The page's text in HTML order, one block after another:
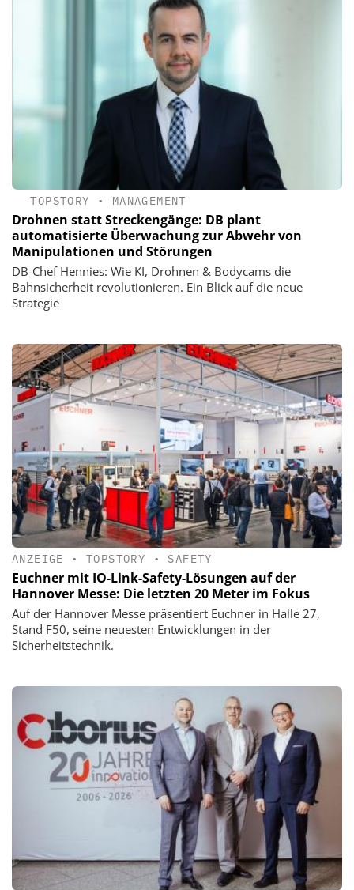
TOPSTORY • MANAGEMENT
Drohnen statt Streckengänge: DB plant
automatisierte Überwachung zur Abwehr von
Manipulationen und Störungen
DB-Chef Hennies: Wie KI, Drohnen & Bodycams die
Bahnsicherheit revolutionieren. Ein Blick auf die neue
Strategie
ANZEIGE •TOPSTORY • SAFETY
Euchner mit IO-Link-Safety-Lösungen auf der
Hannover Messe: Die letzten 20 Meter im Fokus
Auf der Hannover Messe präsentiert Euchner in Halle 27,
Stand F50, seine neuesten Entwicklungen in der
Sicherheitstechnik.